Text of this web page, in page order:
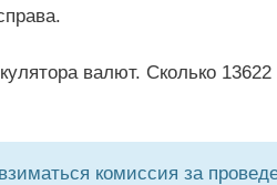
валют. Сколько 13622
комиссия за